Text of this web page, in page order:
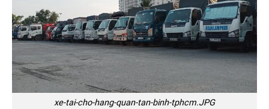
xe-tai-cho-hang-quan-tan-binh-tphcm.JPG